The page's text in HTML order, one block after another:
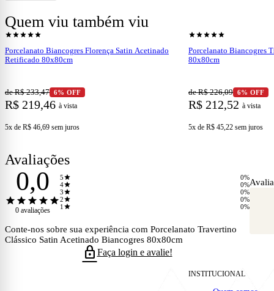
A aparência clássica do Porcelanato Travertino Clássico Satin
Sua tonalidade suave proporciona uma sensação de leveza e
Durabilidade e Resistência
Além do apelo estético, o Porcelanato Travertino Clássico Satin
limpeza, tornando a rotina mais prática e eficiente.
Versatilidade de Aplicação
Com um formato de 80x80cm, oPorcelanato Travertino Clássico
elegante. Ele é perfeito para salas, cozinhas, banheiros e áreas
acessórios, permitindo inúmeras possibilidades de decoração.
Quem viu também viu
shopping_cartVer produto
starstarstarstarstar
Porcelanato Biancogres Florença Satin Acetinado
Retificado 80x80cm
de R$ 233,47 6% OFF
R$ 219,46 à vista
5x de R$ 46,69 sem juros
starstarstarstarstar
Porcelanato Biancogres
80x80cm
de R$ 226,09 6% OFF
R$ 212,52 à vista
5x de R$ 45,22 sem juros
Avaliações
0,0
starstarstarstarstar
0 avaliações
5star
0%
4star
0%
3star
0%
2star
0%
1 star 0%
Conte-nos sobre sua experiência com Porcelanato Travertino
Clássico Satin Acetinado Biancogres 80x80cm
lockFaça login e avalie!
INSTITUCIONAL